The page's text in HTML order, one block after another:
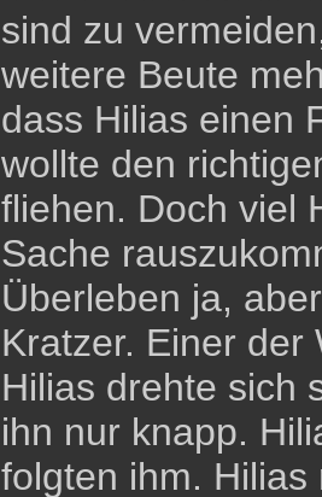
sind zu
weitere Beute
dass Hilias einen
wollte den
fliehen. Doch viel
Sache
Überleben ja,
Kratzer. Einer der
Hilias drehte sich
ihn nur knapp.
folgten ihm.